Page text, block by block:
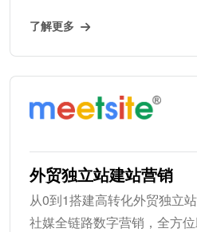
了解更多
外贸独立站建站营销
从0到1搭建高转化外贸独立
社媒全链路数字营销，全方位